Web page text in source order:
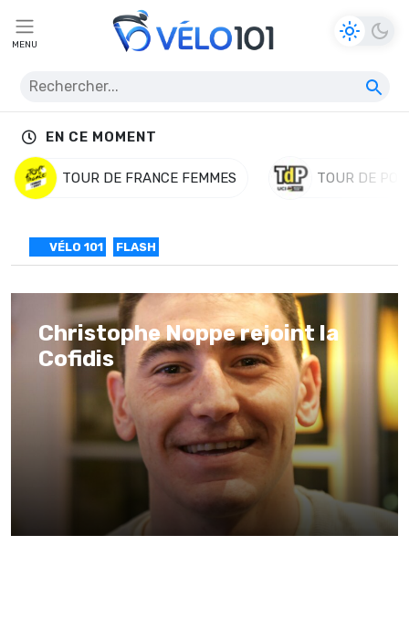
MENU
EN CE MOMENT
TOUR DE FRANCE FEMMES TOUR DE
VÉLO 101 FLASH
Christophe Noppe rejoint la
Cofidis